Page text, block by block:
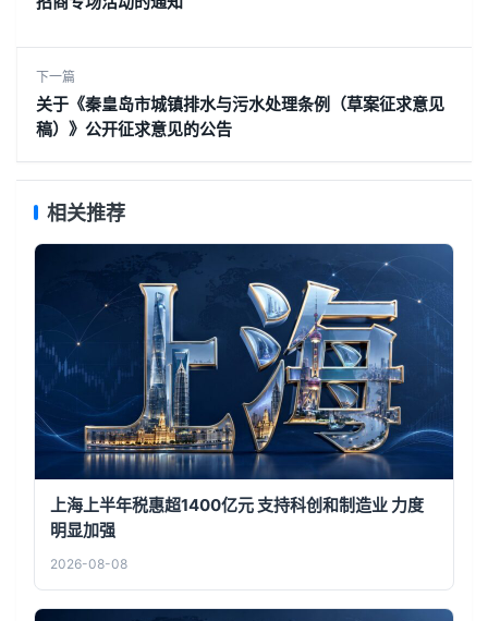
下一篇
关于《秦皇岛市城镇排水与污水处理条例（草案征求意见
稿）》公开征求意见的公告
相关推荐
上海上半年税惠超1400亿元 支持科创和制造业 力度
明显加强
2026-08-08